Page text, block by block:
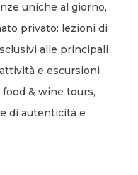
uniche al giorno,
privato: lezioni di
alle principali
e escursioni
& wine tours,
di autenticità e